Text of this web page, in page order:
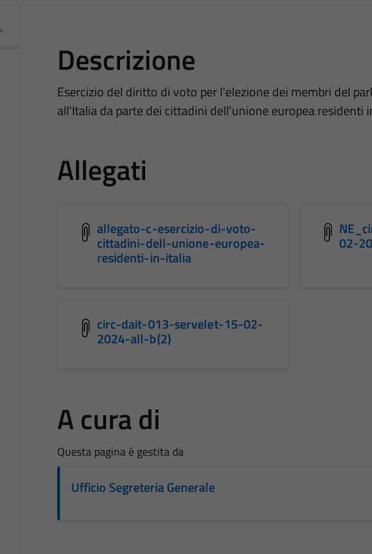
Descrizione
Esercizio del diritto di voto per l'elezione dei membri del
all'Italia da parte dei cittadini dell'unione europea residenti
Allegati
allegato-c-esercizio-di-voto-
cittadini-dell-unione-europea-
residenti-in-italia
02-
circ-dait-013-servelet-15-02-
2024-all-b(2)
A cura di
Questa pagina è gestita da
Ufficio Segreteria Generale